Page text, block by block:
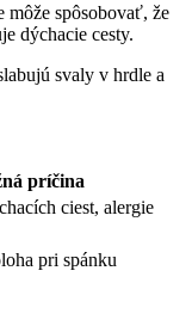
môže spôsobovať, že
dýchacie cesty.
svaly⁤ v hrdle a
príčina
ciest, alergie
pri spánku